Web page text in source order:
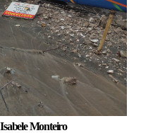
Monteiro